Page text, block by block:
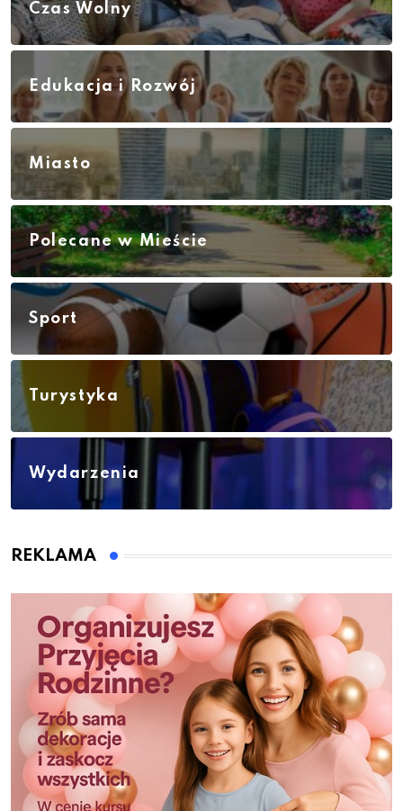
Czas Wolny
Edukacja i Rozwój
Miasto
Polecane w Mieście
Sport
Turystyka
Wydarzenia
REKLAMA